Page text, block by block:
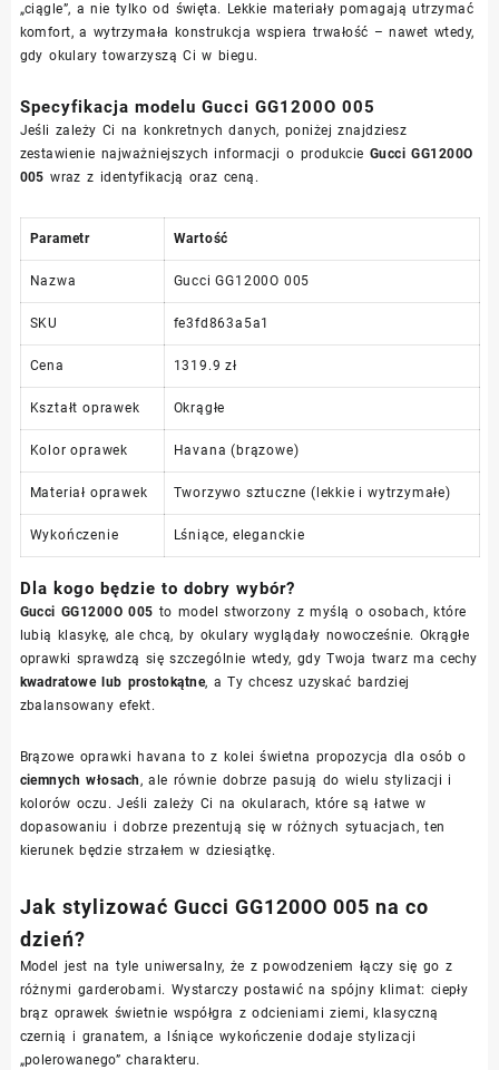
„ciągle”, a nie tylko od święta. Lekkie materiały pomagają utrzymać
komfort, a wytrzymała konstrukcja wspiera trwałość – nawet wtedy,
gdy okulary towarzyszą Ci w biegu.
Specyfikacja modelu Gucci GG1200O 005
Jeśli zależy Ci na konkretnych danych, poniżej znajdziesz
zestawienie najważniejszych informacji o produkcie Gucci GG1200O
005 wraz z identyfikacją oraz ceną.
Parametr Wartość
Nazwa Gucci GG1200O 005
SKU fe3fd863a5a1
Cena 1319.9 zł
Kształt oprawek Okrągłe
Kolor oprawek Havana (brązowe)
Materiał oprawek Tworzywo sztuczne (lekkie i wytrzymałe)
Wykończenie Lśniące, eleganckie
Dla kogo będzie to dobry wybór?
Gucci GG1200O 005 to model stworzony z myślą o osobach, które
lubią klasykę, ale chcą, by okulary wyglądały nowocześnie. Okrągłe
oprawki sprawdzą się szczególnie wtedy, gdy Twoja twarz ma cechy
kwadratowe lub prostokątne, a Ty chcesz uzyskać bardziej
zbalansowany efekt.
Brązowe oprawki havana to z kolei świetna propozycja dla osób o
ciemnych włosach, ale równie dobrze pasują do wielu stylizacji i
kolorów oczu. Jeśli zależy Ci na okularach, które są łatwe w
dopasowaniu i dobrze prezentują się w różnych sytuacjach, ten
kierunek będzie strzałem w dziesiątkę.
Jak stylizować Gucci GG1200O 005 na co
dzień?
Model jest na tyle uniwersalny, że z powodzeniem łączy się go z
różnymi garderobami. Wystarczy postawić na spójny klimat: ciepły
brąz oprawek świetnie współgra z odcieniami ziemi, klasyczną
czernią i granatem, a lśniące wykończenie dodaje stylizacji
„polerowanego” charakteru.